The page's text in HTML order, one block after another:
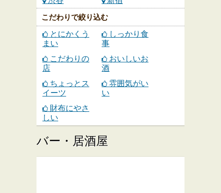
こだわりで絞り込む
とにかくう
まい
しっかり食
事
こだわりの
店
おいしいお
酒
ちょっとス
イーツ
雰囲気がい
い
財布にやさ
しい
バー・居酒屋